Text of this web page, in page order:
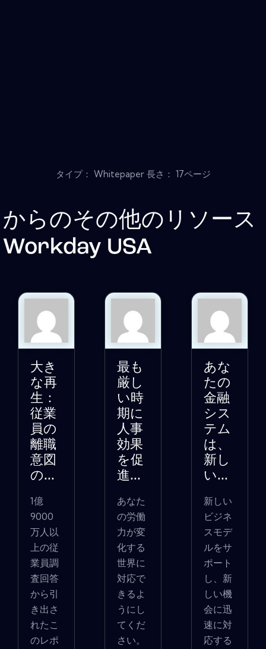
タイプ： Whitepaper 長さ： 17ページ
からのその他のリソース
Workday USA
大き
な再
生：
従業
員の
離職
意図
の...
1億
9000
万人以
上の従
業員調
査回答
から引
き出さ
れたこ
のレポ
最も
厳し
い時
期に
人事
効果
を促
進...
あなた
の労働
力が変
化する
世界に
対応で
きるよ
うにし
てくだ
さい。
あな
たの
金融
シス
テム
は、
新し
い...
新しい
ビジネ
スモデ
ルをサ
ポート
し、新
しい機
会に迅
速に対
応する